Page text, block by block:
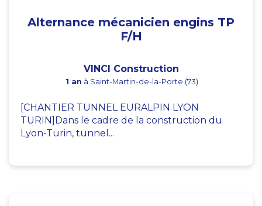
Alternance mécanicien engins TP
F/H
VINCI Construction
1 an à Saint-Martin-de-la-Porte (73)
[CHANTIER TUNNEL EURALPIN LYON
TURIN]Dans le cadre de la construction du
Lyon-Turin, tunnel...